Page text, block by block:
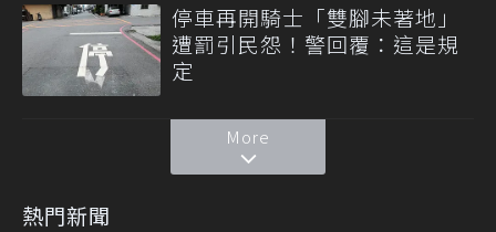
停車再開騎士「雙腳未著地」
遭罰引民怨！警回覆：這是規
定
More
熱門新聞